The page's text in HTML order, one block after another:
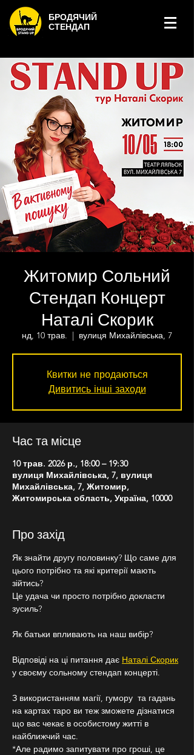
БРОДЯЧИЙ
СТЕНДАП
Житомир Сольний
Стендап Концерт
Наталі Скорик
нд, 10 трав.
  |
вулиця Михайлівська, 7
Квитки не продаються
Дивитись інші заходи
Час та місце
10 трав. 2026 р., 18:00 – 19:30
вулиця Михайлівська, 7, вулиця
Михайлівська, 7, Житомир,
Житомирська область, Україна, 10000
Про захід
Як знайти другу половинку? Що саме для
цього потрібно та які критерії мають
зійтись?
Це удача чи просто потрібно докласти
зусиль?
Як батьки впливають на наш вибір?
Відповіді на ці питання дає Наталі Скорик
у своєму сольному стендап концерті.
З використанням магії, гумору  та гадань
на картах таро ви теж зможете дізнатися
що вас чекає в особистому житті в
найближчий час.
*Але радимо запитувати про гроші, це